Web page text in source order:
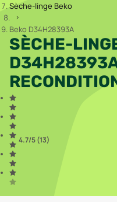
Sèche-linge Beko
Beko D34H28393A
SÈCHE-
4.7/5 (13)